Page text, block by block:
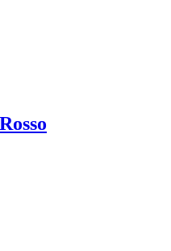
Rosso